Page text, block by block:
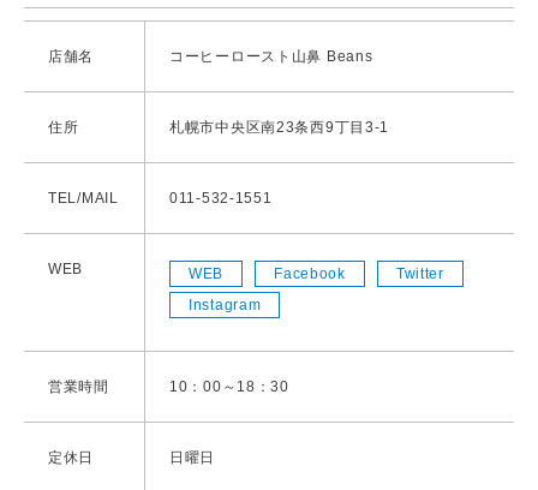
店舗名 コーヒーロースト山鼻 Beans
住所 札幌市中央区南23条西9丁目3-1
TEL/MAIL 011-532-1551
WEB WEB Facebook
Twitter
Instagram
営業時間 10：00～18：30
定休日 日曜日